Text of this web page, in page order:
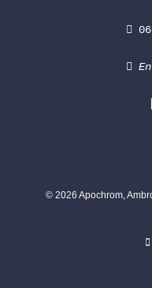
© 2026 Apochrom,